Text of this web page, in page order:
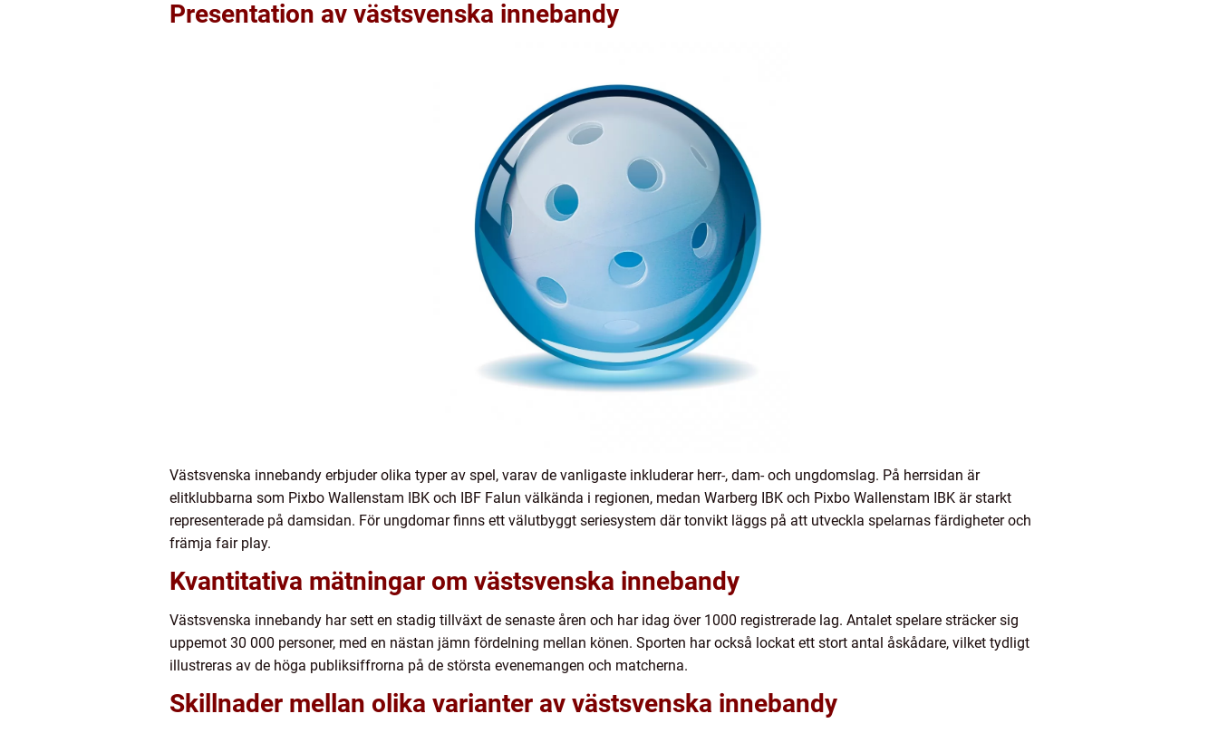
Presentation av västsvenska innebandy
Västsvenska innebandy erbjuder olika typer av spel, varav de vanligaste inkluderar herr-, dam- och ungdomslag. På herrsidan är
elitklubbarna som Pixbo Wallenstam IBK och IBF Falun välkända i regionen, medan Warberg IBK och Pixbo Wallenstam IBK är starkt
representerade på damsidan. För ungdomar finns ett välutbyggt seriesystem där tonvikt läggs på att utveckla spelarnas färdigheter och
främja fair play.
Kvantitativa mätningar om västsvenska innebandy
Västsvenska innebandy har sett en stadig tillväxt de senaste åren och har idag över 1000 registrerade lag. Antalet spelare sträcker sig
uppemot 30 000 personer, med en nästan jämn fördelning mellan könen. Sporten har också lockat ett stort antal åskådare, vilket tydligt
illustreras av de höga publiksiffrorna på de största evenemangen och matcherna.
Skillnader mellan olika varianter av västsvenska innebandy